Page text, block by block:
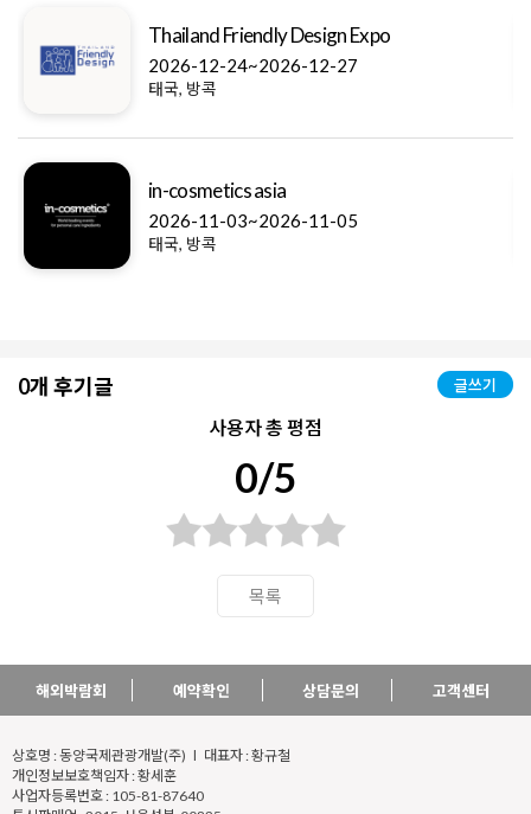
Thailand Friendly Design Expo
2026-12-24~2026-12-27
태국, 방콕
in-cosmetics asia
2026-11-03~2026-11-05
태국, 방콕
0개 후기글 글쓰기
사용자 총 평점
0/5
목록
해외박람회 예약확인 상담문의 고객센터
상호명 : 동양국제관광개발(주) l 대표자 : 황규철
개인정보보호책임자 : 황세훈
사업자등록번호 : 105-81-87640